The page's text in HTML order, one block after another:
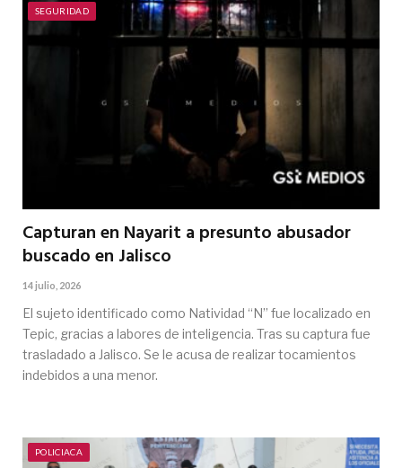
SEGURIDAD
Capturan en Nayarit a presunto abusador
buscado en Jalisco
14 julio, 2026
El sujeto identificado como Natividad “N” fue localizado en
Tepic, gracias a labores de inteligencia. Tras su captura fue
trasladado a Jalisco. Se le acusa de realizar tocamientos
indebidos a una menor.
POLICIACA